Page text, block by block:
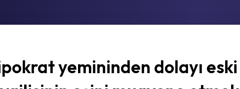
yemininden dolayı eski